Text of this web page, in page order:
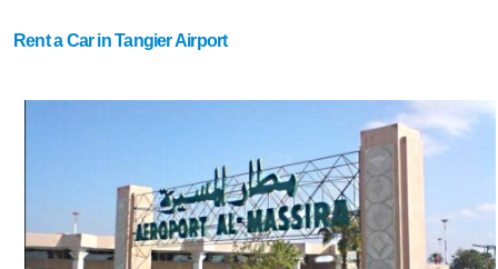
Rent a Car in Tangier Airport